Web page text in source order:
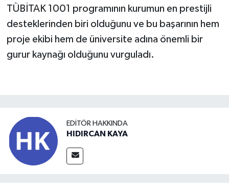
TÜBİTAK 1001 programının kurumun en prestijli
desteklerinden biri olduğunu ve bu başarının hem
proje ekibi hem de üniversite adına önemli bir
gurur kaynağı olduğunu vurguladı.
EDITÖR HAKKINDA
HIDIRCAN KAYA